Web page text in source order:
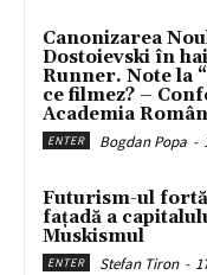
Canonizarea
Dostoievski în
Runner. Note la
ce filmez? –
Academia
ENTER Bogdan Popa -
Futurism-ul
fațadă a
Muskismul
ENTER Stefan Tiron -